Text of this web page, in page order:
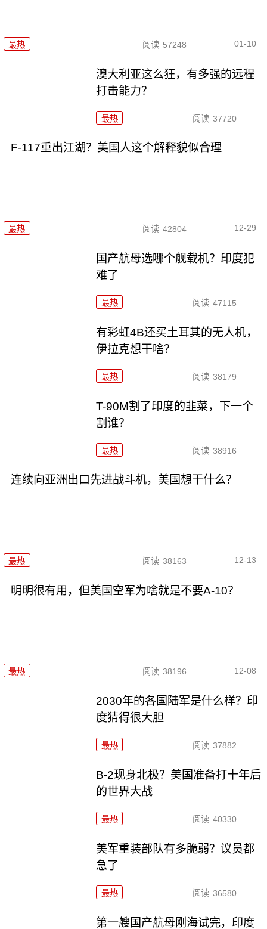
最热 阅读 57248 01-10
澳大利亚这么狂，有多强的远程
打击能力？
最热 阅读 37720
F-117重出江湖？美国人这个解释貌似合理
最热 阅读 42804 12-29
国产航母选哪个舰载机？印度犯
难了
最热 阅读 47115
有彩虹4B还买土耳其的无人机，
伊拉克想干啥？
最热 阅读 38179
T-90M割了印度的韭菜，下一个
割谁？
最热 阅读 38916
连续向亚洲出口先进战斗机，美国想干什么？
最热 阅读 38163 12-13
明明很有用，但美国空军为啥就是不要A-10？
最热 阅读 38196 12-08
2030年的各国陆军是什么样？印
度猜得很大胆
最热 阅读 37882
B-2现身北极？美国准备打十年后
的世界大战
最热 阅读 40330
美军重装部队有多脆弱？议员都
急了
最热 阅读 36580
第一艘国产航母刚海试完，印度